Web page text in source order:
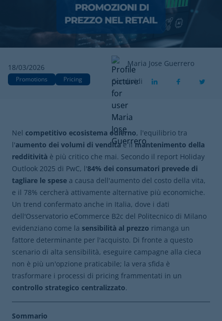
18/03/2026
Promotions Pricing
Maria Jose Guerrero
Condividi
Nel competitivo ecosistema odierno, l'equilibrio tra
l'aumento dei volumi di venditae ilmantenimento della
redditività è più critico che mai. Secondo il report Holiday
Outlook 2025 di PwC, l'84% dei consumatori prevede di
tagliare le spese a causa dell'aumento del costo della vita,
e il 78% cercherà attivamente alternative più economiche.
Un trend confermato anche in Italia, dove i dati
dell'Osservatorio eCommerce B2c del Politecnico di Milano
evidenziano come la sensibilità al prezzo rimanga un
fattore determinante per l'acquisto. Di fronte a questo
scenario di alta sensibilità, eseguire campagne alla cieca
non è più un'opzione praticabile; la vera sfida è
trasformare i processi di pricing frammentati in un
controllo strategico centralizzato.
Sommario